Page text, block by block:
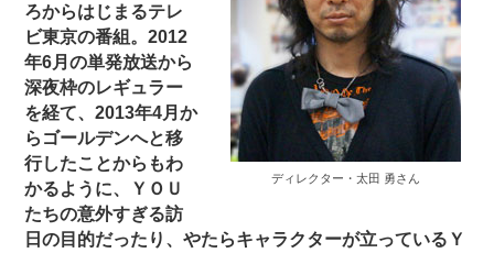
ディレクター・太田 勇さん
ろからはじまるテレ
ビ東京の番組。2012
年6月の単発放送から
深夜枠のレギュラー
を経て、2013年4月か
らゴールデンへと移
行したことからもわ
かるように、ＹＯＵ
たちの意外すぎる訪
日の目的だったり、やたらキャラクターが立っているＹ